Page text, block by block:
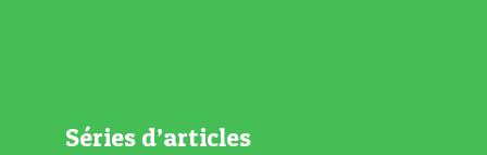
Séries d’articles